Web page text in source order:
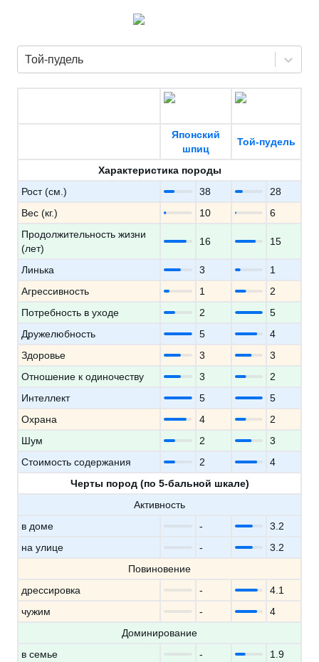
Той-пудель
Японский
шпиц
Той-пудель
Характеристика породы
Рост (см.)
38
28
Вес (кг.)
10
6
Продолжительность жизни
(лет)
16 15
Линька 3
1
Агрессивность
1
2
Потребность в уходе
2
5
Дружелюбность
5
4
Здоровье
3
3
Отношение к одиночеству
3
2
Интеллект
5
5
Охрана
4
2
Шум
2
3
Стоимость содержания
2
4
Черты пород (по 5-бальной шкале)
Активность
в доме
-
3.2
на улице
-
3.2
Повиновение
дрессировка
-
4.1
чужим
-
4
Доминирование
в семье
-
1.9